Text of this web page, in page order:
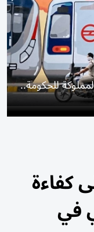
للحكومة..
كفاءة
في